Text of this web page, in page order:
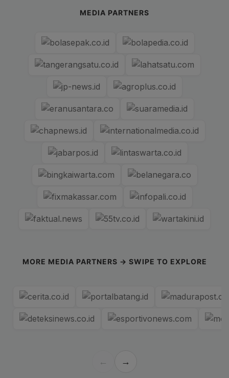
MEDIA PARTNERS
MORE MEDIA PARTNERS → SWIPE TO EXPLORE
← →